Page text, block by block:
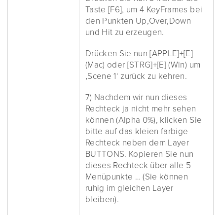
Taste [F6], um 4 KeyFrames bei
den Punkten Up,Over,Down
und Hit zu erzeugen.
Drücken Sie nun [APPLE]+[E]
(Mac) oder [STRG]+[E] (Win) um
‚Scene 1‘ zurück zu kehren.
7) Nachdem wir nun dieses
Rechteck ja nicht mehr sehen
können (Alpha 0%), klicken Sie
bitte auf das kleien farbige
Rechteck neben dem Layer
BUTTONS. Kopieren Sie nun
dieses Rechteck über alle 5
Menüpunkte … (Sie können
ruhig im gleichen Layer
bleiben).